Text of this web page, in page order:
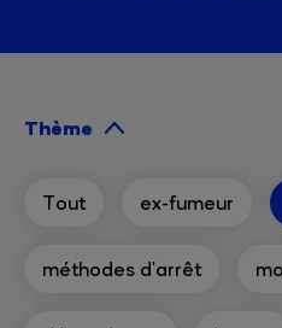
Thème
Tout ex-fumeur
méthodes d'arrêt